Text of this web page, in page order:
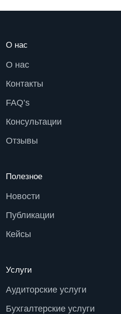
О нас
О нас
Контакты
FAQ’s
Консультации
Отзывы
Полезное
Новости
Публикации
Кейсы
Услуги
Аудиторские услуги
Бухгалтерские услуги